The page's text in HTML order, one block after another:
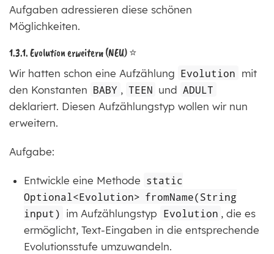
Aufgaben adressieren diese schönen
Möglichkeiten.
1.3.1. Evolution erweitern (NEU) ⭐
Wir hatten schon eine Aufzählung Evolution mit
den Konstanten BABY , TEEN und ADULT
deklariert. Diesen Aufzählungstyp wollen wir nun
erweitern.
Aufgabe:
Entwickle eine Methode static
Optional<Evolution> fromName(String
input) im Aufzählungstyp Evolution , die es
ermöglicht, Text-Eingaben in die entsprechende
Evolutionsstufe umzuwandeln.